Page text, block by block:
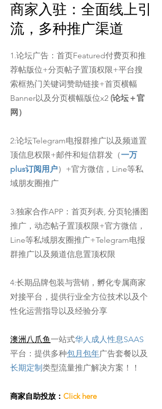
​商家入驻：全面线上引
流，多种推广渠道
1.论坛广告：首页Featured付费页和推
荐帖版位+分页帖子置顶权限+平台搜
索框热门关键词赞助链接+首页横幅
Banner以及分页横幅版位x2 (论坛＋官
网）
2:论坛Telegram电报群推广以及频道置
顶信息权限+邮件和短信群发（一万
plus订阅用户）+官方微信，Line等私
域朋友圈推广
3:独家合作APP：首页列表, 分页轮播图
推广，动态帖子置顶权限+官方微信，
Line等私域朋友圈推广+Telegram电报
群推广以及频道信息置顶权限
4:长期品牌包装与营销，孵化专属商家
对接平台，提供行业全方位技术以及个
性化运营指导以及经验分享
​澳洲八爪鱼一站式华人成人性息SAAS
平台：提供多种包月包年广告套餐以及
长期定制 类型流量推广解决方案！！
商家自助投放： Click here